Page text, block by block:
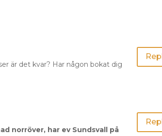
är det kvar? Har någon bokat dig
norröver, har ev Sundsvall på